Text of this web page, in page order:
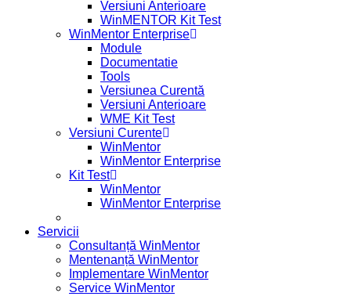
Versiuni Anterioare
WinMENTOR Kit Test
WinMentor Enterprise
Module
Documentatie
Tools
Versiunea Curentă
Versiuni Anterioare
WME Kit Test
Versiuni Curente
WinMentor
WinMentor Enterprise
Kit Test
WinMentor
WinMentor Enterprise
Servicii
Consultanță WinMentor
Mentenanță WinMentor
Implementare WinMentor
Service WinMentor